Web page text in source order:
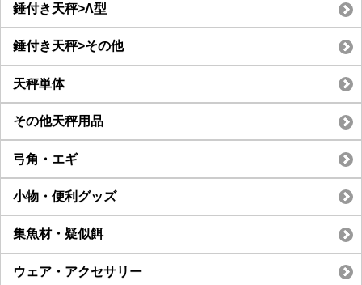
錘付き天秤>Λ型
錘付き天秤>その他
天秤単体
その他天秤用品
弓角・エギ
小物・便利グッズ
集魚材・疑似餌
ウェア・アクセサリー